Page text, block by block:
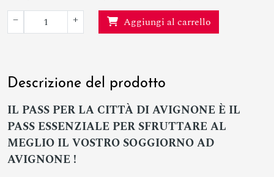
− + Aggiungi al carrello
Descrizione del prodotto
IL PASS PER LA CITTÀ DI AVIGNONE È IL
PASS ESSENZIALE PER SFRUTTARE AL
MEGLIO IL VOSTRO SOGGIORNO AD
AVIGNONE !